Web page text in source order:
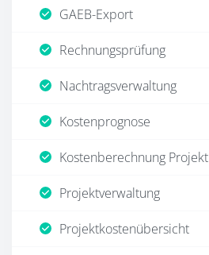
GAEB-Export
Rechnungsprüfung
Nachtragsverwaltung
Kostenprognose
Kostenberechnung Projekt
Projektverwaltung
Projektkostenübersicht